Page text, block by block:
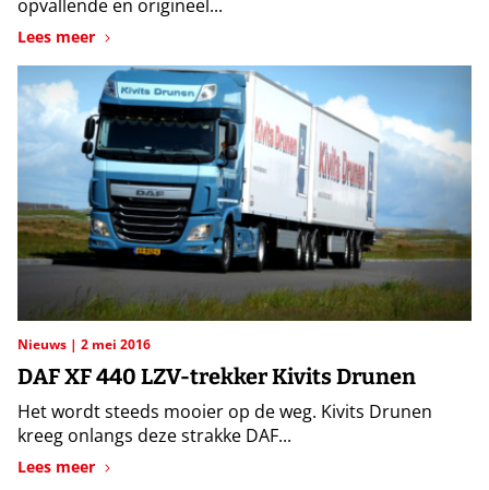
opvallende en origineel...
Lees meer
Nieuws 2 mei 2016
DAF XF 440 LZV-trekker Kivits Drunen
Het wordt steeds mooier op de weg. Kivits Drunen
kreeg onlangs deze strakke DAF...
Lees meer